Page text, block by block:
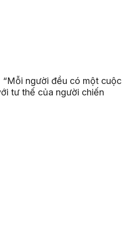
người đều có một cuộc
tư thế của người chiến